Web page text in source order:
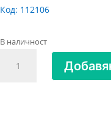
Код: 112106
В наличност